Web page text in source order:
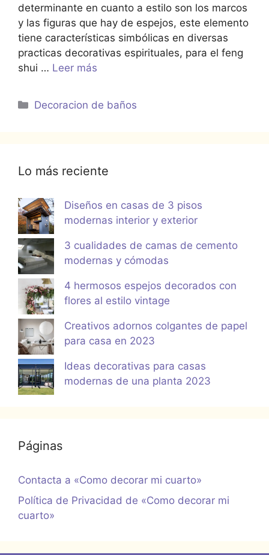
determinante en cuanto a estilo son los marcos
y las figuras que hay de espejos, este elemento
tiene características simbólicas en diversas
practicas decorativas espirituales, para el feng
shui … Leer más
Categorías
Decoracion de baños
Lo más reciente
Diseños en casas de 3 pisos
modernas interior y exterior
3 cualidades de camas de cemento
modernas y cómodas
4 hermosos espejos decorados con
flores al estilo vintage
Creativos adornos colgantes de papel
para casa en 2023
Ideas decorativas para casas
modernas de una planta 2023
Páginas
Contacta a «Como decorar mi cuarto»
Política de Privacidad de «Como decorar mi
cuarto»